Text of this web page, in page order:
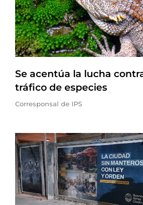
Se acentúa la lucha
tráfico de especies
Corresponsal de IPS